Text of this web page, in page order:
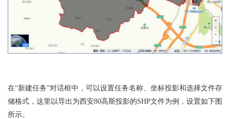
在“新建任务”对话框中，可以设置任务名称、坐标投影和选择文件存
储格式，这里以导出为西安80高斯投影的SHP文件为例，设置如下图
所示。